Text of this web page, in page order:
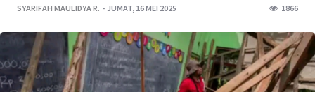
SYARIFAH MAULIDYA R. JUMAT, 16 MEI 2025 1866